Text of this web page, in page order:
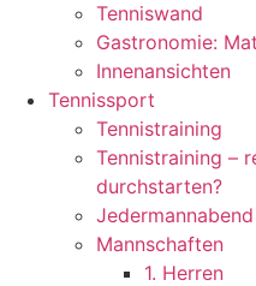
Tenniswand
Gastronomie:
Innenansichten
Tennissport
Tennistraining
Tennistraining –
durchstarten?
Jedermannabend
Mannschaften
1. Herren